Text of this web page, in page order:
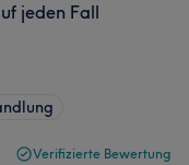
jeden Fall
Verifizierte Bewertung